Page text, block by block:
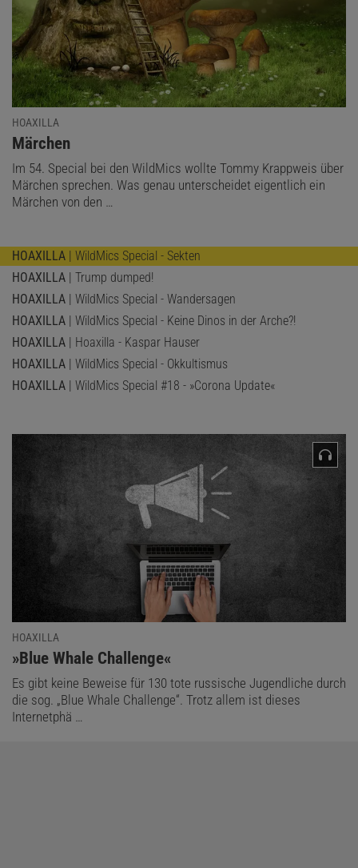
HOAXILLA
:
Märchen
Im 54. Special bei den WildMics wollte Tommy Krappweis über
Märchen sprechen. Was genau unterscheidet eigentlich ein
Märchen von den …
HOAXILLA | WildMics Special - Sekten
HOAXILLA | Trump dumped!
HOAXILLA | WildMics Special - Wandersagen
HOAXILLA | WildMics Special - Keine Dinos in der Arche?!
HOAXILLA | Hoaxilla - Kaspar Hauser
HOAXILLA | WildMics Special - Okkultismus
HOAXILLA | WildMics Special #18 - »Corona Update«
HOAXILLA
:
»Blue Whale Challenge«
Es gibt keine Beweise für 130 tote russische Jugendliche durch
die sog. „Blue Whale Challenge“. Trotz allem ist dieses
Internetphä …